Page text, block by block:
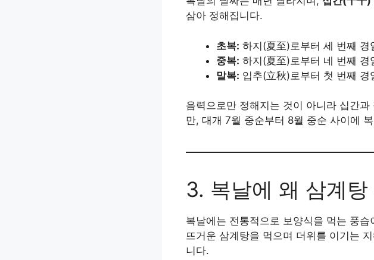
삼아 정해집니다.
초복: 하지(夏至)로부터 세 번째 경
중복: 하지(夏至)로부터 네 번째 경
말복: 입추(立秋)로부터 첫 번째 경
음력으로만 정해지는 것이 아니라 십간
만, 대개 7월 중순부터 8월 중순 사이에
3. 복날에 왜 삼계
복날에는 전통적으로 보양식을 먹는 풍
뜨거운 삼계탕을 먹으며 더위를 이기는
니다.